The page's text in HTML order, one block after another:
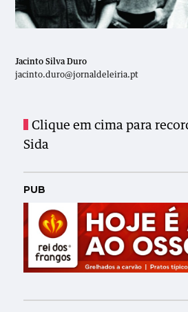
Jacinto Silva Duro
jacinto.duro@jornaldeleiria.pt
Clique em cima para
Sida
PUB